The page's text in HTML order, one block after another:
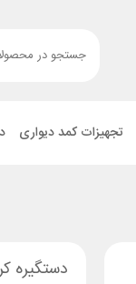
تجهیزات کمد دیواری
دستگیره